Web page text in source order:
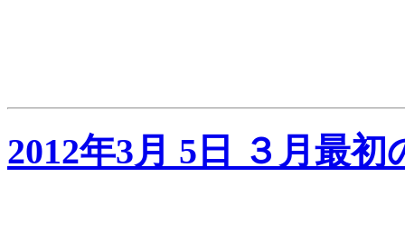
2012年3月 5日 ３月最初